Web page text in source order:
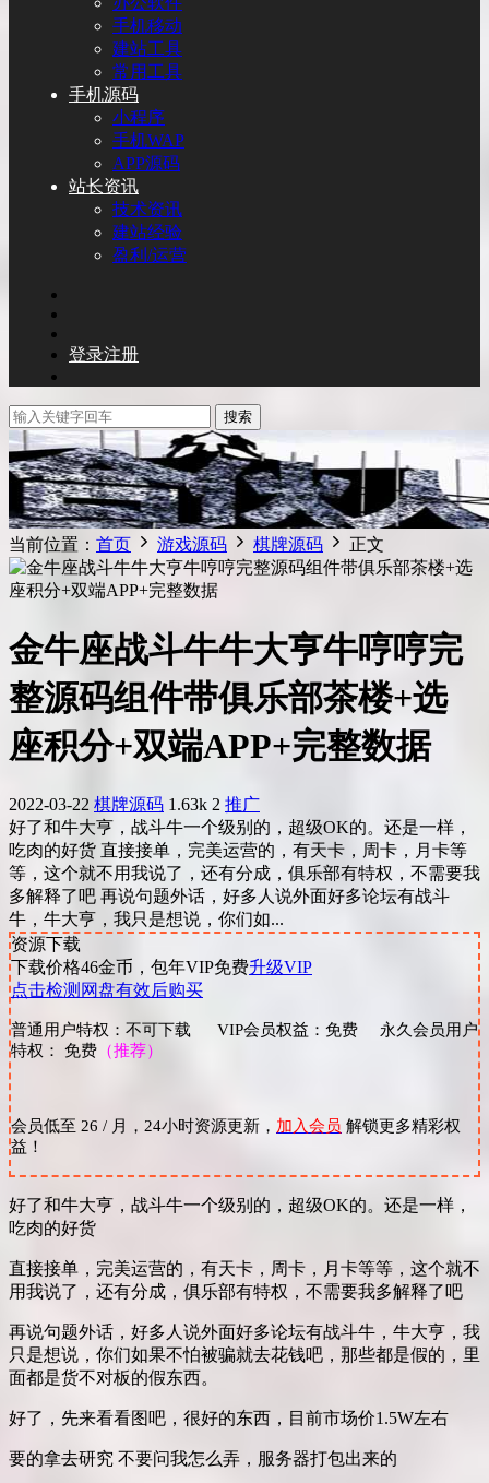
手机移动
建站工具
常用工具
手机源码
小程序
手机WAP
APP源码
站长资讯
技术资讯
建站经验
盈利/运营
登录注册
搜索
当前位置： 首页 游戏源码 棋牌源码 正文
金牛座战斗牛牛大亨牛哼哼完
整源码组件带俱乐部茶楼+选
座积分+双端APP+完整数据
2022-03-22 棋牌源码 1.63k 2 推广
好了和牛大亨，战斗牛一个级别的，超级OK的。还是一样，
吃肉的好货 直接接单，完美运营的，有天卡，周卡，月卡等
等，这个就不用我说了，还有分成，俱乐部有特权，不需要我
多解释了吧 再说句题外话，好多人说外面好多论坛有战斗
牛，牛大亨，我只是想说，你们如...
资源下载
下载价格46金币，包年VIP免费升级VIP
点击检测网盘有效后购买
普通用户特权：不可下载 VIP会员权益：免费 永久会员用户
特权： 免费 （推荐）
会员低至 26 / 月，24小时资源更新， 加入会员 解锁更多精彩权
益！
好了和牛大亨，战斗牛一个级别的，超级OK的。还是一样，
吃肉的好货
直接接单，完美运营的，有天卡，周卡，月卡等等，这个就不
用我说了，还有分成，俱乐部有特权，不需要我多解释了吧
再说句题外话，好多人说外面好多论坛有战斗牛，牛大亨，我
只是想说，你们如果不怕被骗就去花钱吧，那些都是假的，里
面都是货不对板的假东西。
好了，先来看看图吧，很好的东西，目前市场价1.5W左右
要的拿去研究 不要问我怎么弄，服务器打包出来的